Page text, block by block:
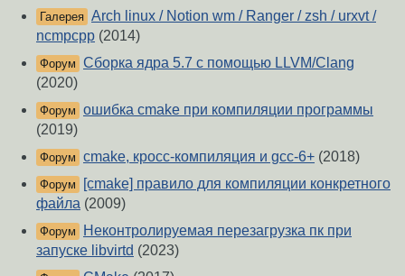
Галерея Arch linux / Notion wm / Ranger / zsh / urxvt /
ncmpcpp (2014)
Форум Сборка ядра 5.7 с помощью LLVM/Clang
(2020)
Форум ошибка cmake при компиляции программы
(2019)
Форум cmake, кросс-компиляция и gcc-6+ (2018)
Форум
[cmake] правило для компиляции конкретного
файла (2009)
Форум
Неконтролируемая перезагрузка пк при
запуске libvirtd (2023)